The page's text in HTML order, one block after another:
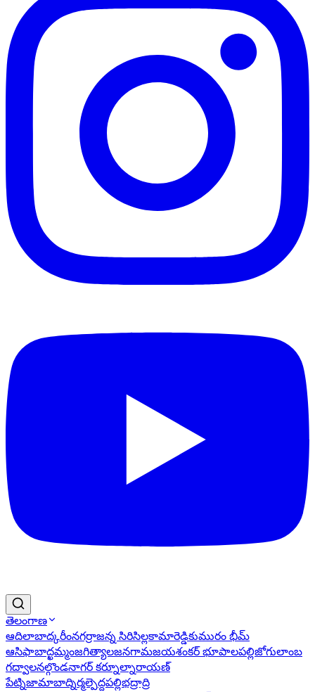
తెలంగాణ
ఆదిలాబాద్కరీంనగర్రాజన్న సిరిసిల్లకామారెడ్డికుమురం భీమ్
ఆసిఫాబాద్ఖమ్మంజగిత్యాలజనగామజయశంకర్ భూపాలపల్లిజోగులాంబ
గద్వాలనల్గొండనాగర్ కర్నూల్నారాయణ్
పేట్నిజామాబాద్నిర్మల్పెద్దపల్లిభద్రాద్రి